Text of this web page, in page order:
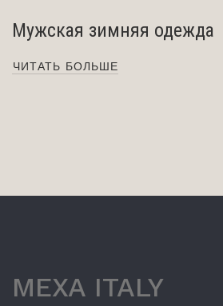
Мужская зимняя одежда
ЧИТАТЬ БОЛЬШЕ
MEXA ITALY